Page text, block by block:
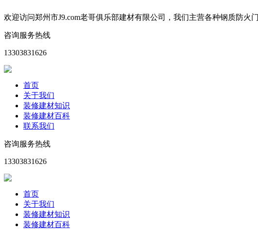
欢迎访问郑州市J9.com老哥俱乐部建材有限公司，我们主营各种钢质防
咨询服务热线
13303831626
首页
关于我们
装修建材知识
装修建材百科
联系我们
咨询服务热线
13303831626
首页
关于我们
装修建材知识
装修建材百科